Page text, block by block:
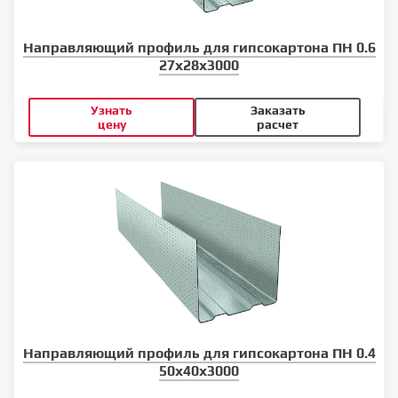
Направляющий профиль для гипсокартона ПН 0.6
27x28x3000
Узнать
цену
Заказать
расчет
Направляющий профиль для гипсокартона ПН 0.4
50x40x3000